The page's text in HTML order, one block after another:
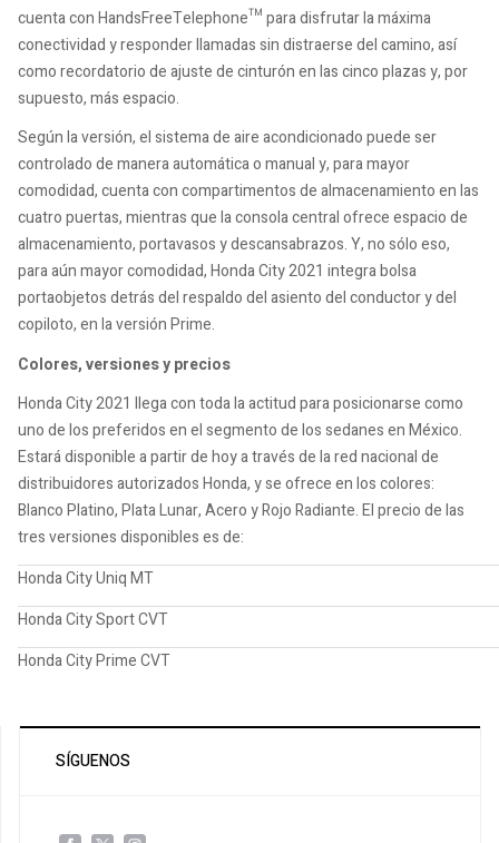
cuenta con HandsFreeTelephone™ para disfrutar la máxima
conectividad y responder llamadas sin distraerse del camino, así
como recordatorio de ajuste de cinturón en las cinco plazas y, por
supuesto, más espacio.
Según la versión, el sistema de aire acondicionado puede ser
controlado de manera automática o manual y, para mayor
comodidad, cuenta con compartimentos de almacenamiento en las
cuatro puertas, mientras que la consola central ofrece espacio de
almacenamiento, portavasos y descansabrazos. Y, no sólo eso,
para aún mayor comodidad, Honda City 2021 integra bolsa
portaobjetos detrás del respaldo del asiento del conductor y del
copiloto, en la versión Prime.
Colores, versiones y precios
Honda City 2021 llega con toda la actitud para posicionarse como
uno de los preferidos en el segmento de los sedanes en México.
Estará disponible a partir de hoy a través de la red nacional de
distribuidores autorizados Honda, y se ofrece en los colores:
Blanco Platino, Plata Lunar, Acero y Rojo Radiante. El precio de las
tres versiones disponibles es de:
Honda City Uniq MT
Honda City Sport CVT
Honda City Prime CVT
SÍGUENOS